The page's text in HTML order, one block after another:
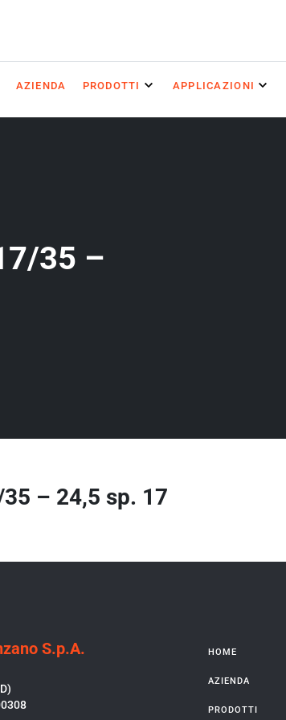
AZIENDA PRODOTTI APPLICAZIONI
35 –
– 24,5 sp. 17
S.p.A. HOME
AZIENDA
PRODOTTI